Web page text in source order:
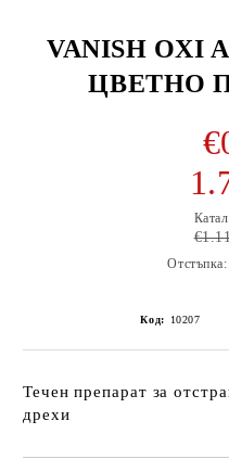
VANISH OXI
ЦВЕТНО
Отстъпка:
Код: 10207
Течен препарат за
дрехи